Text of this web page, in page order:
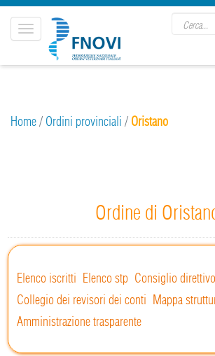
Toggle
navigation
Home/ Ordini provinciali / Oristano
Ordine di
Elenco iscritti Elenco stp Consiglio direttivo
Collegio dei revisori dei conti Mappa
Amministrazione trasparente